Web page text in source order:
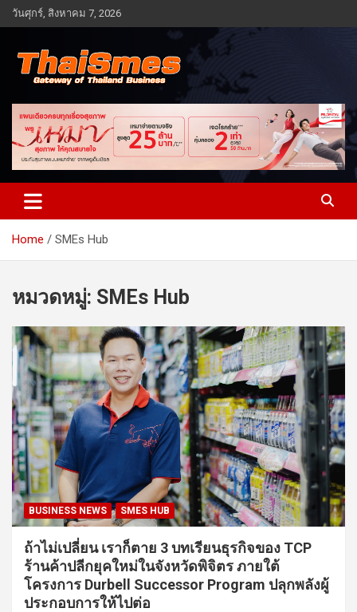
Skip
to
วันศุกร์, สิงหาคม 7, 2026
Thaismes
Home SMEs Hub
หมวดหมู่: SMEs Hub
BUSINESS NEWS SMES HUB
ถ้าไม่เปลี่ยน เราก็ตาย 3 บทเรียนธุรกิจของ TCP
ร้านค้าปลีกยุคใหม่ในจังหวัดพิจิตร ภายใต้
โครงการ Durbell Successor Program ปลุกพลังผู้
ประกอบการให้ไปต่อ